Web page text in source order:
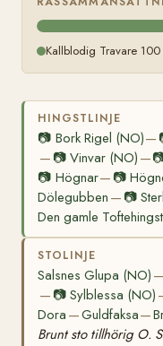
Kallblodig Travare 100
HINGSTLINJE
📷 Bork Rigel (NO)—
— 📷Vinvar (NO) —
📷 Högnar— 📷
Dölegubben — 📷
Den gamle
STOLINJE
Salsnes Glupa (NO) —
— 📷Sylblessa (NO)
Dora —Guldfaksa—
Brunt sto tillhörig O.